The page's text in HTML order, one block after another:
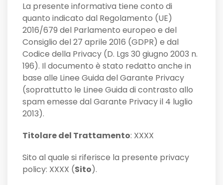
La presente informativa tiene conto di
quanto indicato dal Regolamento (UE)
2016/679 del Parlamento europeo e del
Consiglio del 27 aprile 2016 (GDPR) e dal
Codice della Privacy (D. Lgs 30 giugno 2003 n.
196). Il documento è stato redatto anche in
base alle Linee Guida del Garante Privacy
(soprattutto le Linee Guida di contrasto allo
spam emesse dal Garante Privacy il 4 luglio
2013).
Titolare del Trattamento: XXXX
Sito al quale si riferisce la presente privacy
policy: XXXX (Sito).